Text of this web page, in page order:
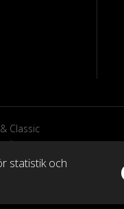
Classic
är
Ecotextil
statistik och